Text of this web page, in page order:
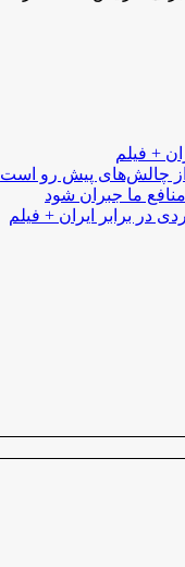
+ فیلم
از چالش‌های پیش رو است
ما جبران شود
در برابر ایران + فیلم